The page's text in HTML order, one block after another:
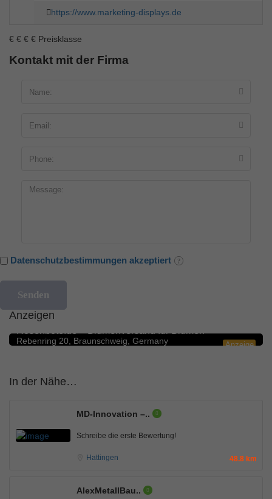
https://www.marketing-displays.de
€ € € € Preisklasse
Kontakt mit der Firma
Datenschutzbestimmungen akzeptiert
Anzeigen
Anzeige
Blumengeschäfte
Rebenring 20, Braunschweig, Germany
In der Nähe…
MD-Innovation –..
Schreibe die erste Bewertung!
Hattingen 48.8 km
AlexMetallBau..